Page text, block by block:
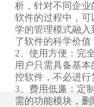
析，针对不同企
软件的过程中，
学的管理模式融
了软件的科学价值
2、使用方便：完
用户只需具备基
控软件，不必进行
3、费用低廉：定
需的功能模块，